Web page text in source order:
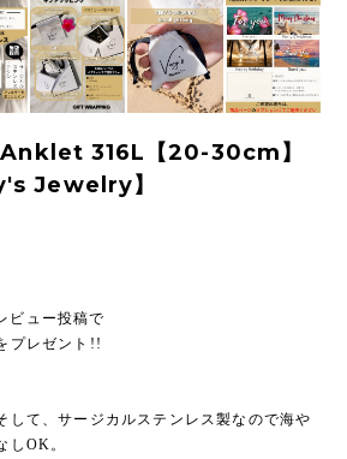
316L【20-30cm】
Jewelry】
ビュー投稿で
プレゼント!!
して、サージカルステンレス製なので海や
しOK。